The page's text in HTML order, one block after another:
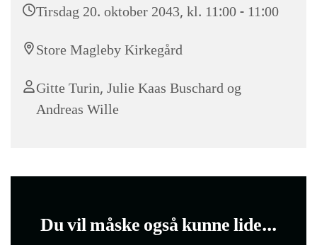
Tirsdag 20. oktober 2043, kl. 11:00 - 11:00
Store Magleby Kirkegård
Gitte Turin, Julie Kaas Buschard og
Andreas Wille
Du vil måske også kunne lide...